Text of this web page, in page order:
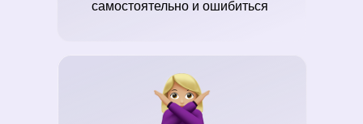
самостоятельно и ошибиться